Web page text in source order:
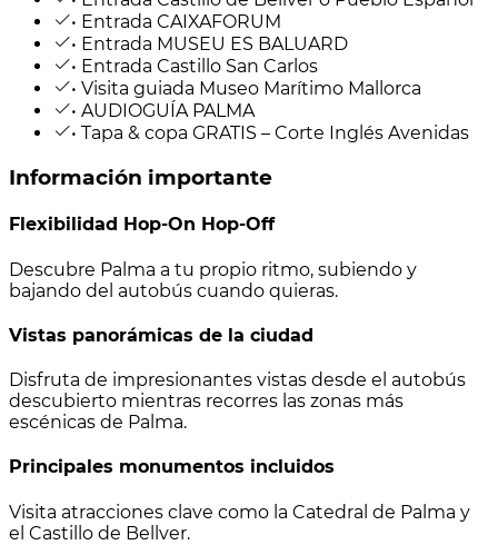
• Entrada CAIXAFORUM
• Entrada MUSEU ES BALUARD
• Entrada Castillo San Carlos
• Visita guiada Museo Marítimo Mallorca
• AUDIOGUÍA PALMA
• Tapa & copa GRATIS – Corte Inglés Avenidas
Información importante
Flexibilidad Hop-On Hop-Off
Descubre Palma a tu propio ritmo, subiendo y
bajando del autobús cuando quieras.
Vistas panorámicas de la ciudad
Disfruta de impresionantes vistas desde el autobús
descubierto mientras recorres las zonas más
escénicas de Palma.
Principales monumentos incluidos
Visita atracciones clave como la Catedral de Palma y
el Castillo de Bellver.